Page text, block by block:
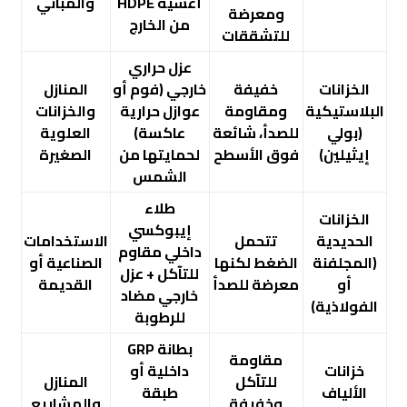
ومعرضة
للتشققات
من الخارج
الخزانات
البلاستيكية
(بولي
إيثيلين)
خفيفة
ومقاومة
للصدأ، شائعة
فوق الأسطح
عزل حراري
خارجي (فوم أو
عوازل حرارية
عاكسة)
لحمايتها من
الشمس
المنازل
والخزانات
العلوية
الصغيرة
الخزانات
الحديدية
(المجلفنة
أو
الفولاذية)
تتحمل
الضغط لكنها
معرضة للصدأ
طلاء
إيبوكسي
داخلي مقاوم
للتآكل + عزل
خارجي مضاد
للرطوبة
الاستخدامات
الصناعية أو
القديمة
خزانات
الألياف
مقاومة
للتآكل
بطانة GRP
داخلية أو
طبقة
المنازل